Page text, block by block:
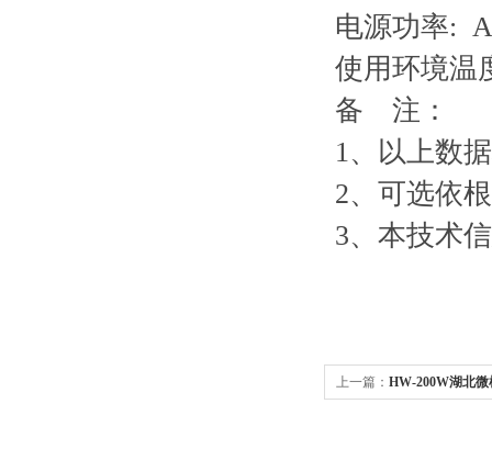
电源功率:
使用环境
备 注：
1、以上数
2、可选依
3、本技术
上一篇： HW-200W湖北